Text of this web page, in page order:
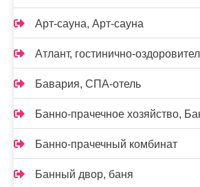
Арт-сауна, Арт-сауна
Атлант, гостинично-
Бавария, СПА-отель
Банно-прачечное хозяйство,
Банно-прачечный комбинат
Банный двор, баня